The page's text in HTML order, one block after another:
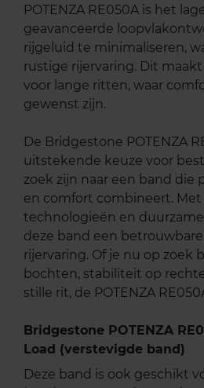
POTENZA RE050A is het
geavanceerde
rijgeluid te minimaliseren,
rustige rijervaring. Dit maakt
voor lange ritten, waar
gewenst zijn.
De Bridgestone POTENZA
uitstekende keuze voor
zoek zijn naar een band die
en comfort combineert. Met
technologieën en
deze band een
rijervaring. Of je nu op zoek
bochten, stabiliteit op
stille rit, de POTENZA
Bridgestone POTENZA
Load (verstevigde band)
Deze band is ook geschikt